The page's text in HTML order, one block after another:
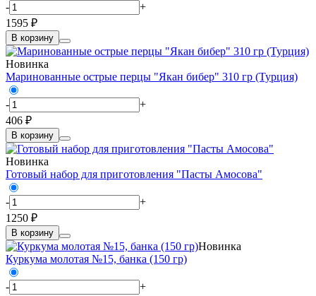
-
+
1595 ₽
В корзину
Новинка
Маринованные острые перцы "Якан бибер" 310 гр (Турция)
-
+
406 ₽
В корзину
Новинка
Готовый набор для приготовления "Пасты Амосова"
-
+
1250 ₽
В корзину
Новинка
Куркума молотая №15, банка (150 гр)
-
+